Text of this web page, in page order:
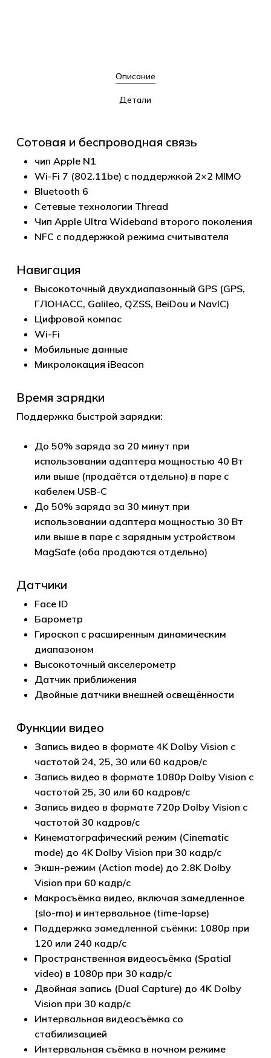
Описание
Детали
Сотовая и беспроводная связь
чип Apple N1
Wi-Fi 7 (802.11be) с поддержкой 2×2 MIMO
Bluetooth 6
Сетевые технологии Thread
Чип Apple Ultra Wideband второго поколения
NFC с поддержкой режима считывателя
Навигация
Высокоточный двухдиапазонный GPS (GPS,
ГЛОНАСС, Galileo, QZSS, BeiDou и NavIC)
Цифровой компас
Wi-Fi
Мобильные данные
Микролокация iBeacon
Время зарядки
Поддержка быстрой зарядки:
До 50% заряда за 20 минут при
использовании адаптера мощностью 40 Вт
или выше (продаётся отдельно) в паре с
кабелем USB-C
До 50% заряда за 30 минут при
использовании адаптера мощностью 30 Вт
или выше в паре с зарядным устройством
MagSafe (оба продаются отдельно)
Датчики
Face ID
Барометр
Гироскоп с расширенным динамическим
диапазоном
Высокоточ­ный акселерометр
Датчик приближения
Двойные датчики внешней освещённости
Функции видео
Запись видео в формате 4K Dolby Vision с
частотой 24, 25, 30 или 60 кадров/с
Запись видео в формате 1080p Dolby Vision с
частотой 25, 30 или 60 кадров/с
Запись видео в формате 720p Dolby Vision с
частотой 30 кадров/с
Кинематографический режим (Cinematic
mode) до 4K Dolby Vision при 30 кадр/с
Экшн-режим (Action mode) до 2.8K Dolby
Vision при 60 кадр/с
Макросъёмка видео, включая замедленное
(slo-mo) и интервальное (time-lapse)
Поддержка замедленной съёмки: 1080p при
120 или 240 кадр/с
Пространственная видеосъёмка (Spatial
video) в 1080p при 30 кадр/с
Двойная запись (Dual Capture) до 4K Dolby
Vision при 30 кадр/с
Интервальная видеосъёмка со
стабилизацией
Интервальная съёмка в ночном режиме